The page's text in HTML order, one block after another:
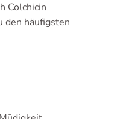
Colchicin
den häufigsten